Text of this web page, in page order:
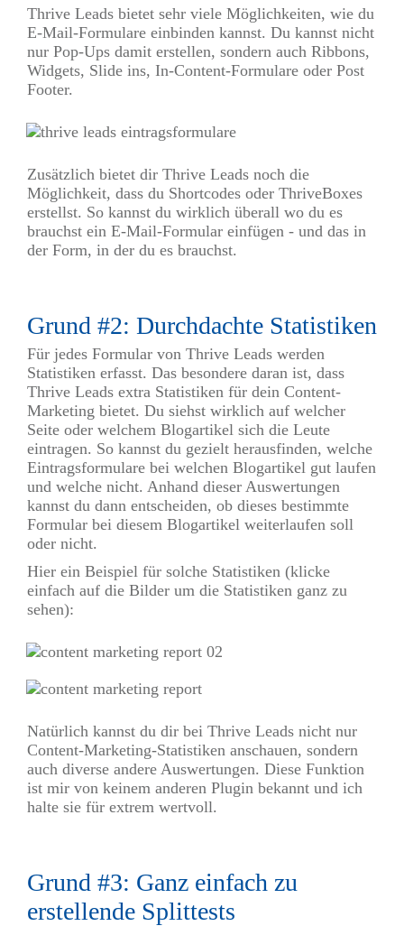
Thrive Leads bietet sehr viele Möglichkeiten, wie du
E-Mail-Formulare einbinden kannst. Du kannst nicht
nur Pop-Ups damit erstellen, sondern auch Ribbons,
Widgets, Slide ins, In-Content-Formulare oder Post
Footer.
Zusätzlich bietet dir Thrive Leads noch die
Möglichkeit, dass du Shortcodes oder ThriveBoxes
erstellst. So kannst du wirklich überall wo du es
brauchst ein E-Mail-Formular einfügen - und das in
der Form, in der du es brauchst.
Grund #2: Durchdachte Statistiken
Für jedes Formular von Thrive Leads werden
Statistiken erfasst. Das besondere daran ist, dass
Thrive Leads extra Statistiken für dein Content-
Marketing bietet. Du siehst wirklich auf welcher
Seite oder welchem Blogartikel sich die Leute
eintragen. So kannst du gezielt herausfinden, welche
Eintragsformulare bei welchen Blogartikel gut laufen
und welche nicht. Anhand dieser Auswertungen
kannst du dann entscheiden, ob dieses bestimmte
Formular bei diesem Blogartikel weiterlaufen soll
oder nicht.
Hier ein Beispiel für solche Statistiken (klicke
einfach auf die Bilder um die Statistiken ganz zu
sehen):
Natürlich kannst du dir bei Thrive Leads nicht nur
Content-Marketing-Statistiken anschauen, sondern
auch diverse andere Auswertungen. Diese Funktion
ist mir von keinem anderen Plugin bekannt und ich
halte sie für extrem wertvoll.
Grund #3: Ganz einfach zu
erstellende Splittests